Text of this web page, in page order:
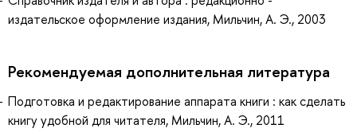
издательское оформление издания, Мильчин, А. Э., 2003
Рекомендуемая дополнительная литература
Подготовка и редактирование аппарата книги : как сделать
книгу удобной для читателя, Мильчин, А. Э., 2011